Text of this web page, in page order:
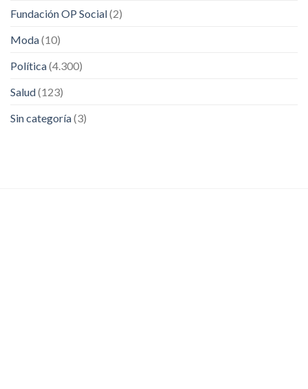
Fundación OP Social(2)
Moda(10)
Política(4.300)
Salud(123)
Sin categoría(3)